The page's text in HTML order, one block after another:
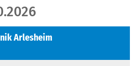
Arlesheim